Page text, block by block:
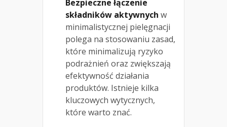
Bezpieczne łączenie
składników aktywnych w
minimalistycznej pielęgnacji
polega na stosowaniu zasad,
które minimalizują ryzyko
podrażnień oraz zwiększają
efektywność działania
produktów. Istnieje kilka
kluczowych wytycznych,
które warto znać.